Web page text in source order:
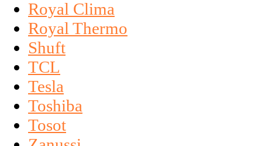
Royal Clima
Royal Thermo
Shuft
TCL
Tesla
Toshiba
Tosot